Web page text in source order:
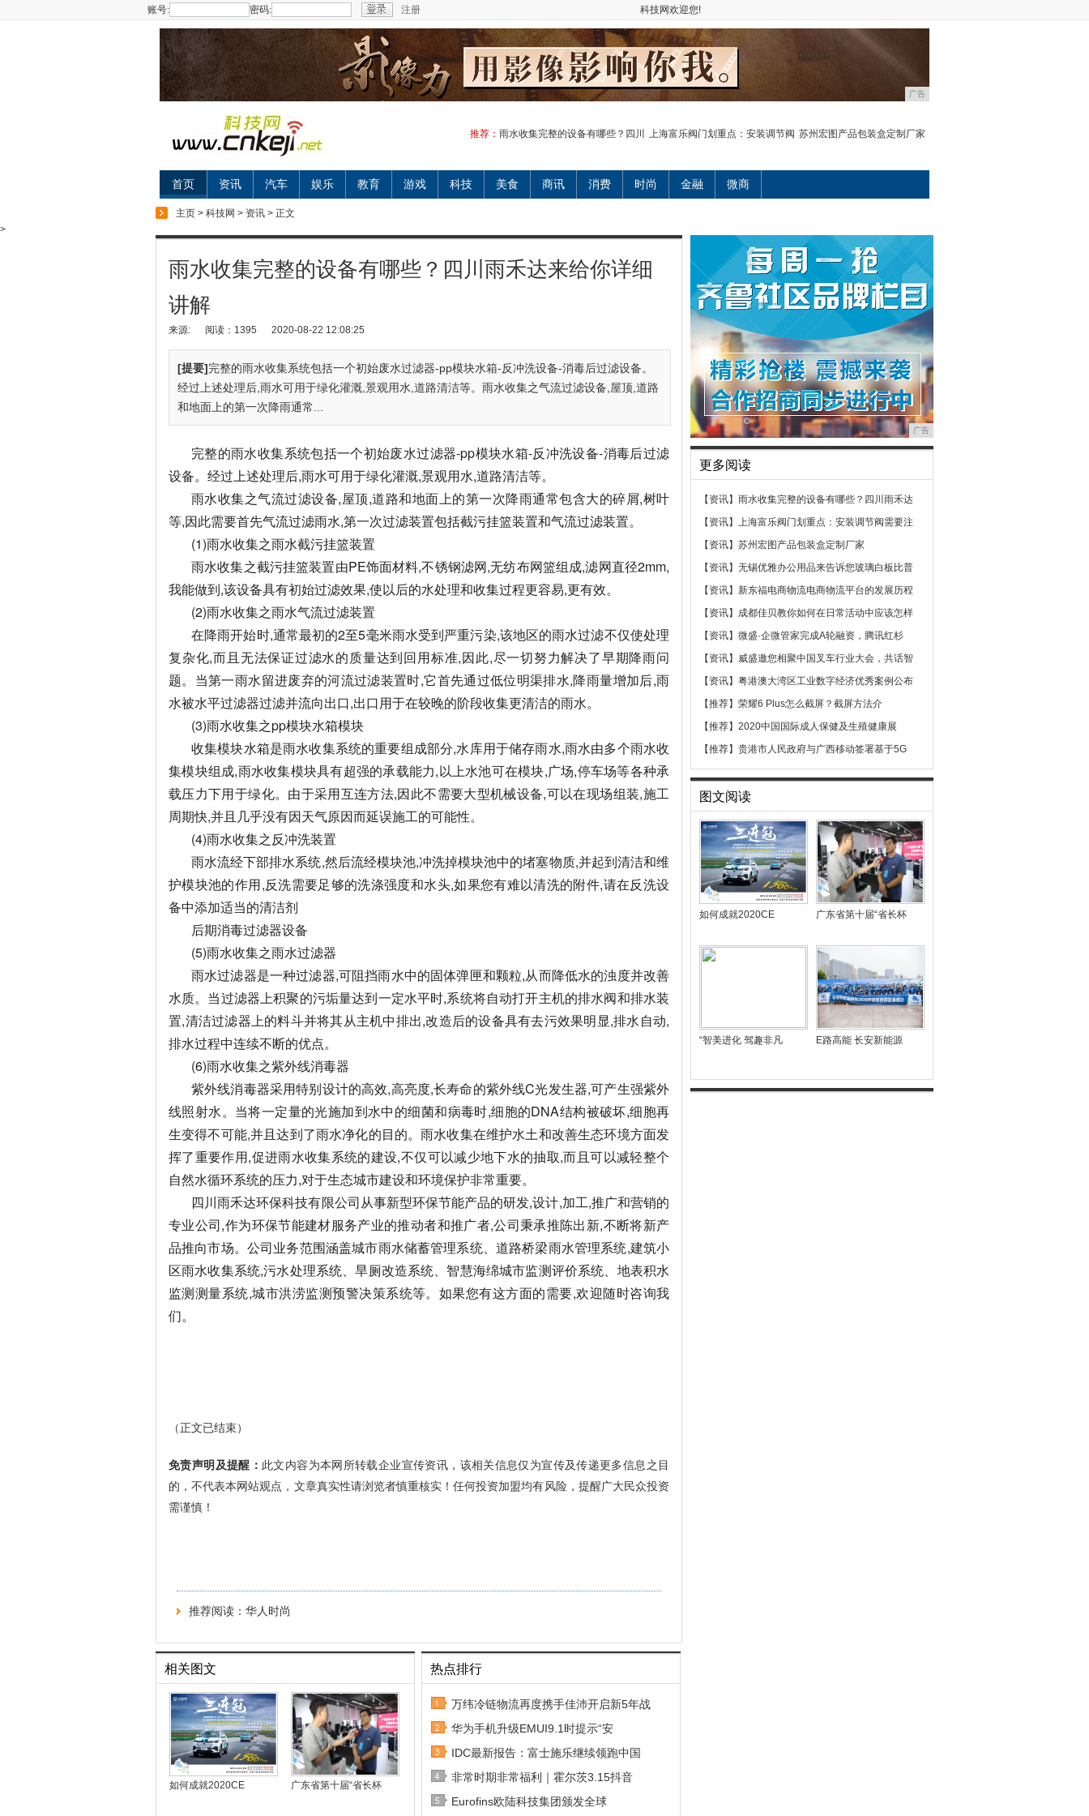
账号: 密码: 注册 科技网欢迎您!
广告
推荐： 雨水收集完整的设备有哪些？四川 上海富乐阀门划重点：安装调节阀 苏州宏图产品包装盒定制厂家
首页 资讯 汽车 娱乐 教育 游戏 科技 美食 商讯 消费 时尚 金融 微商
主页 > 科技网 > 资讯 > 正文
>
雨水收集完整的设备有哪些？四川雨禾达来给你详细
讲解
来源: 阅读：1395 2020-08-22 12:08:25
[提要]完整的雨水收集系统包括一个初始废水过滤器-pp模块水箱-反冲洗设备-消毒后过滤设备。
经过上述处理后,雨水可用于绿化灌溉,景观用水,道路清洁等。雨水收集之气流过滤设备,屋顶,道路
和地面上的第一次降雨通常...
完整的雨水收集系统包括一个初始废水过滤器-pp模块水箱-反冲洗设备-消毒后过滤
设备。经过上述处理后,雨水可用于绿化灌溉,景观用水,道路清洁等。
雨水收集之气流过滤设备,屋顶,道路和地面上的第一次降雨通常包含大的碎屑,树叶
等,因此需要首先气流过滤雨水,第一次过滤装置包括截污挂篮装置和气流过滤装置。
(1)雨水收集之雨水截污挂篮装置
雨水收集之截污挂篮装置由PE饰面材料,不锈钢滤网,无纺布网篮组成,滤网直径2mm,
我能做到,该设备具有初始过滤效果,使以后的水处理和收集过程更容易,更有效。
(2)雨水收集之雨水气流过滤装置
在降雨开始时,通常最初的2至5毫米雨水受到严重污染,该地区的雨水过滤不仅使处理
复杂化,而且无法保证过滤水的质量达到回用标准,因此,尽一切努力解决了早期降雨问
题。当第一雨水留进废弃的河流过滤装置时,它首先通过低位明渠排水,降雨量增加后,雨
水被水平过滤器过滤并流向出口,出口用于在较晚的阶段收集更清洁的雨水。
(3)雨水收集之pp模块水箱模块
收集模块水箱是雨水收集系统的重要组成部分,水库用于储存雨水,雨水由多个雨水收
集模块组成,雨水收集模块具有超强的承载能力,以上水池可在模块,广场,停车场等各种承
载压力下用于绿化。由于采用互连方法,因此不需要大型机械设备,可以在现场组装,施工
周期快,并且几乎没有因天气原因而延误施工的可能性。
(4)雨水收集之反冲洗装置
雨水流经下部排水系统,然后流经模块池,冲洗掉模块池中的堵塞物质,并起到清洁和维
护模块池的作用,反洗需要足够的洗涤强度和水头,如果您有难以清洗的附件,请在反洗设
备中添加适当的清洁剂
后期消毒过滤器设备
(5)雨水收集之雨水过滤器
雨水过滤器是一种过滤器,可阻挡雨水中的固体弹匣和颗粒,从而降低水的浊度并改善
水质。当过滤器上积聚的污垢量达到一定水平时,系统将自动打开主机的排水阀和排水装
置,清洁过滤器上的料斗并将其从主机中排出,改造后的设备具有去污效果明显,排水自动,
排水过程中连续不断的优点。
(6)雨水收集之紫外线消毒器
紫外线消毒器采用特别设计的高效,高亮度,长寿命的紫外线C光发生器,可产生强紫外
线照射水。当将一定量的光施加到水中的细菌和病毒时,细胞的DNA结构被破坏,细胞再
生变得不可能,并且达到了雨水净化的目的。雨水收集在维护水土和改善生态环境方面发
挥了重要作用,促进雨水收集系统的建设,不仅可以减少地下水的抽取,而且可以减轻整个
自然水循环系统的压力,对于生态城市建设和环境保护非常重要。
四川雨禾达环保科技有限公司从事新型环保节能产品的研发,设计,加工,推广和营销的
专业公司,作为环保节能建材服务产业的推动者和推广者,公司秉承推陈出新,不断将新产
品推向市场。公司业务范围涵盖城市雨水储蓄管理系统、道路桥梁雨水管理系统,建筑小
区雨水收集系统,污水处理系统、旱厕改造系统、智慧海绵城市监测评价系统、地表积水
监测测量系统,城市洪涝监测预警决策系统等。如果您有这方面的需要,欢迎随时咨询我
们。
（正文已结束）
免责声明及提醒： 此文内容为本网所转载企业宣传资讯，该相关信息仅为宣传及传递更多信息之目
的，不代表本网站观点，文章真实性请浏览者慎重核实！任何投资加盟均有风险，提醒广大民众投资
需谨慎！
推荐阅读： 华人时尚
相关图文
如何成就2020CE 广东省第十届“省长杯
热点排行
万纬冷链物流再度携手佳沛开启新5年战
华为手机升级EMUI9.1时提示“安
IDC最新报告：富士施乐继续领跑中国
非常时期非常福利｜霍尔茨3.15抖音
Eurofins欧陆科技集团颁发全球
广告
更多阅读
【资讯】 雨水收集完整的设备有哪些？四川雨禾达
【资讯】 上海富乐阀门划重点：安装调节阀需要注
【资讯】 苏州宏图产品包装盒定制厂家
【资讯】 无锡优雅办公用品来告诉您玻璃白板比普
【资讯】 新东福电商物流电商物流平台的发展历程
【资讯】 成都佳贝教你如何在日常活动中应该怎样
【资讯】 微盛·企微管家完成A轮融资，腾讯红杉
【资讯】 威盛邀您相聚中国叉车行业大会，共话智
【资讯】 粤港澳大湾区工业数字经济优秀案例公布
【推荐】 荣耀6 Plus怎么截屏？截屏方法介
【推荐】 2020中国国际成人保健及生殖健康展
【推荐】 贵港市人民政府与广西移动签署基于5G
图文阅读
如何成就2020CE 广东省第十届“省长杯
“智美进化 驾趣非凡 E路高能 长安新能源